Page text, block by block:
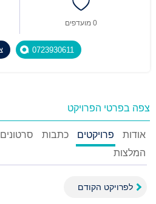
0 מועדפים
0723930611
צפה בפרטי הפרויקט
אודות פרויקטים כתבות סרטונים
המלצות
לפרויקט הקודם